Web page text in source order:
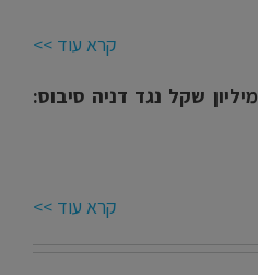
קרא עוד >>
תביעה נגזרת ב-140 מיליון שקל נגד דניה סיבוס:
קרא עוד >>